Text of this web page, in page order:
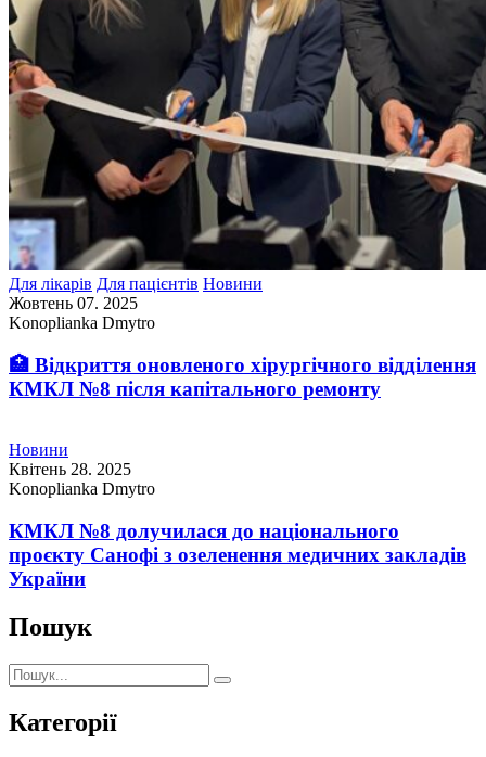
Для лікарів Для пацієнтів Новини
Жовтень 07. 2025
Konoplianka Dmytro
🏥 Відкриття оновленого хірургічного відділення
КМКЛ №8 після капітального ремонту
Новини
Квітень 28. 2025
Konoplianka Dmytro
КМКЛ №8 долучилася до національного
проєкту Санофі з озеленення медичних закладів
України
Пошук
Пошук:
Пошук
Категорії